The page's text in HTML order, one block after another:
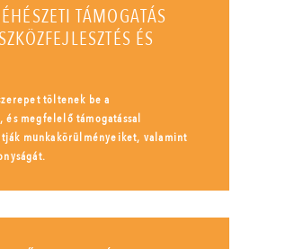
TÁMOGATÁS
ÉS
töltenek be a
és megfelelő támogatással
munkakörülményeiket, valamint